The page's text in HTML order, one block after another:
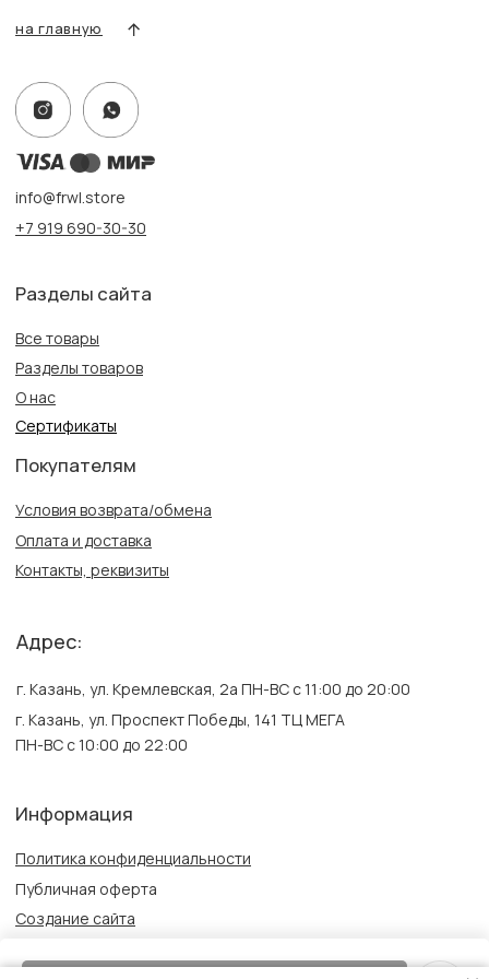
Информация
Политика конфиденциальности
Создание сайта
Адрес:
г. Казань, ул. Проспект Победы, 141 ТЦ МЕГА
ПН-ВС с 10:00 до 22:00